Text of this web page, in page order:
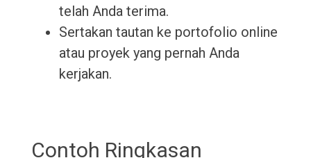
telah Anda terima.
Sertakan tautan ke portofolio online
atau proyek yang pernah Anda
kerjakan.
Contoh Ringkasan